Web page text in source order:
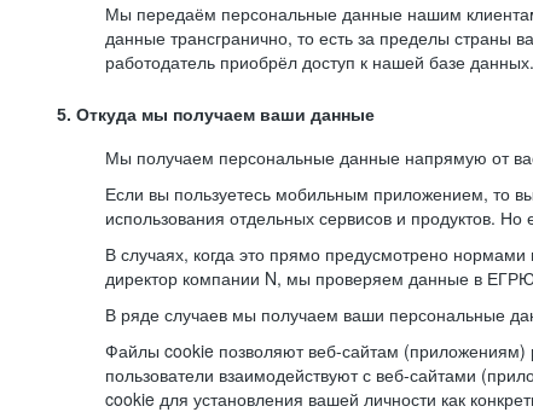
Мы передаём персональные данные нашим
данные трансгранично, то есть за пределы страны
работодатель приобрёл доступ к нашей базе данных.
5. Откуда мы получаем ваши данные
Мы получаем персональные данные напрямую от
Если вы пользуетесь мобильным приложением, то
использования отдельных сервисов и продуктов.
В случаях, когда это прямо предусмотрено
директор компании N, мы проверяем данные в
В ряде случаев мы получаем ваши персональные
Файлы cookie позволяют веб-сайтам (приложениям)
пользователи взаимодействуют с веб-сайтами
cookie для установления вашей личности как